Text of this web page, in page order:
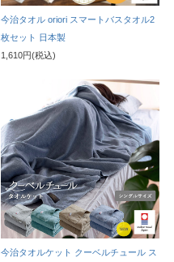
今治タオル oriori スマートバスタオル2
枚セット 日本製
1,610円(税込)
今治タオルケット クーベルチュール ス